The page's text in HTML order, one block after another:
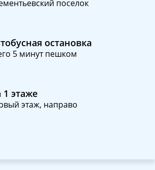
поселок
остановка
5 минут пешком
1 этаже
этаж, направо